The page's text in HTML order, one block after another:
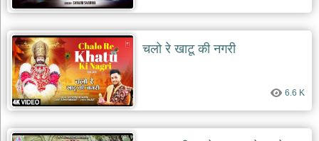
चलो रे खाटू की नगरी
6.6 K